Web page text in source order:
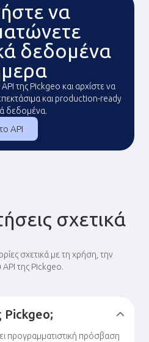
να
δεδομένα
της Pickgeo και αρχίστε να
και production-ready
δεδομένα.
API
σχετικά
σχετικά με τη χρήση, την
API της Pickgeo.
Pickgeo;
προγραμματιστική πρόσβαση